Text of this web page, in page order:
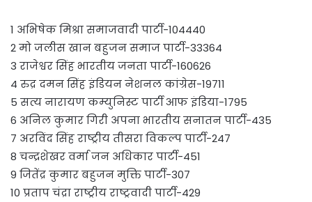
1 अभिषेक मिश्रा समाजवादी पार्टी-104440
2 मो जलीस खान बहुजन समाज पार्टी-33364
3 राजेश्वर सिंह भारतीय जनता पार्टी-160626
4 रुद्र दमन सिंह इंडियन नेशनल कांग्रेस-19711
5 सत्य नारायण कम्युनिस्ट पार्टी आफ इंडिया-1795
6 अनिल कुमार गिरी अपना भारतीय सनातन पार्टी-435
7 अरविंद सिंह राष्ट्रीय तीसरा विकल्प पार्टी-247
8 चन्द्रशेखर वर्मा जन अधिकार पार्टी-451
9 जितेंद्र कुमार बहुजन मुक्ति पार्टी-307
10 प्रताप चंद्रा राष्ट्रीय राष्ट्रवादी पार्टी-429